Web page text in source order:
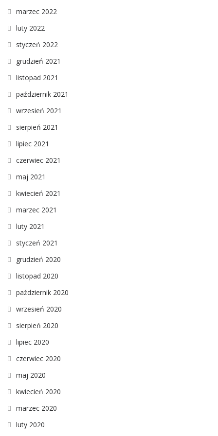
marzec 2022
luty 2022
styczeń 2022
grudzień 2021
listopad 2021
październik 2021
wrzesień 2021
sierpień 2021
lipiec 2021
czerwiec 2021
maj 2021
kwiecień 2021
marzec 2021
luty 2021
styczeń 2021
grudzień 2020
listopad 2020
październik 2020
wrzesień 2020
sierpień 2020
lipiec 2020
czerwiec 2020
maj 2020
kwiecień 2020
marzec 2020
luty 2020